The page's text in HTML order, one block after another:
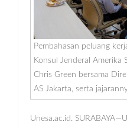
Pembahasan peluang
Konsul Jenderal Amerika
Chris Green bersama
AS Jakarta, serta
Unesa.ac.id.